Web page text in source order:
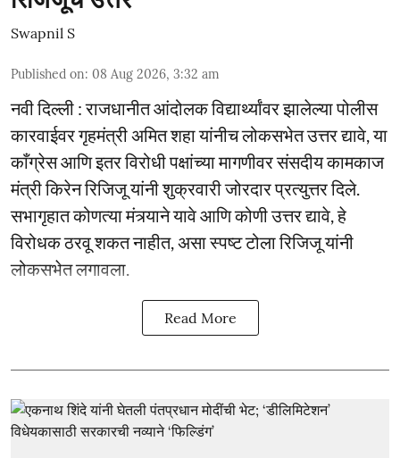
Swapnil S
Published on: 08 Aug 2026, 3:32 am
नवी दिल्ली : राजधानीत आंदोलक विद्यार्थ्यांवर झालेल्या पोलीस
कारवाईवर गृहमंत्री अमित शहा यांनीच लोकसभेत उत्तर द्यावे, या
काँग्रेस आणि इतर विरोधी पक्षांच्या मागणीवर संसदीय कामकाज
मंत्री किरेन रिजिजू यांनी शुक्रवारी जोरदार प्रत्युत्तर दिले.
सभागृहात कोणत्या मंत्र्याने यावे आणि कोणी उत्तर द्यावे, हे
विरोधक ठरवू शकत नाहीत, असा स्पष्ट टोला रिजिजू यांनी
लोकसभेत लगावला.
Read More